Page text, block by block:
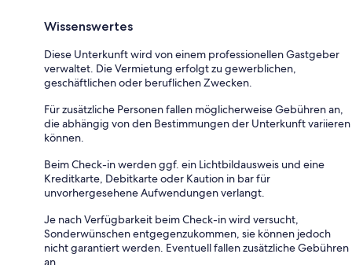
Wissenswertes
Diese Unterkunft wird von einem professionellen Gastgeber
verwaltet. Die Vermietung erfolgt zu gewerblichen,
geschäftlichen oder beruflichen Zwecken.
Für zusätzliche Personen fallen möglicherweise Gebühren an,
die abhängig von den Bestimmungen der Unterkunft variieren
können.
Beim Check-in werden ggf. ein Lichtbildausweis und eine
Kreditkarte, Debitkarte oder Kaution in bar für
unvorhergesehene Aufwendungen verlangt.
Je nach Verfügbarkeit beim Check-in wird versucht,
Sonderwünschen entgegenzukommen, sie können jedoch
nicht garantiert werden. Eventuell fallen zusätzliche Gebühren
an.